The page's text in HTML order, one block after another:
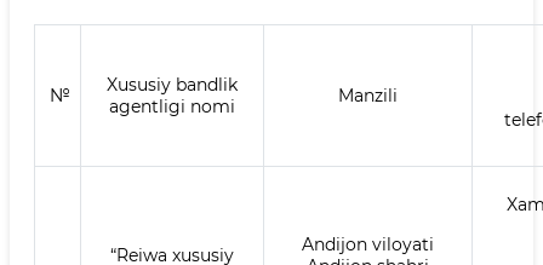
№
Xususiy bandlik
agentligi nomi
Manzili
“Reiwa xususiy
Andijon viloyati